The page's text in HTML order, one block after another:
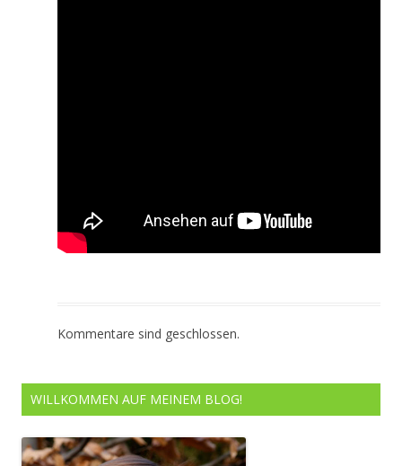
Kommentare sind geschlossen.
WILLKOMMEN AUF MEINEM BLOG!